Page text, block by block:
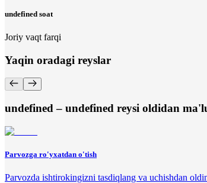
undefined soat
Joriy vaqt farqi
Yaqin oradagi reyslar
undefined – undefined reysi oldidan
Parvozga ro'yxatdan o'tish
Parvozda ishtirokingizni tasdiqlang va uchishdan